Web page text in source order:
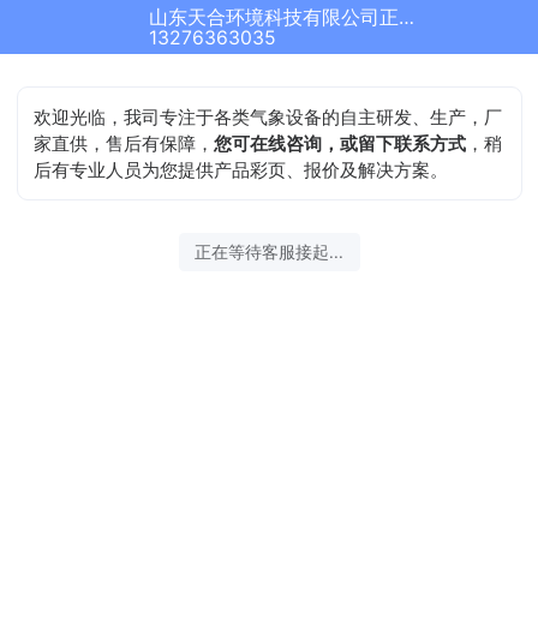
山东天合环境科技有限公司正在为您服务
13276363035
欢迎光临，我司专注于各类气象设备的自主研发、生产，厂
家直供，售后有保障，您可在线咨询，或留下联系方式 ，稍
后有专业人员为您提供产品彩页、报价及解决方案。
正在等待客服接起...